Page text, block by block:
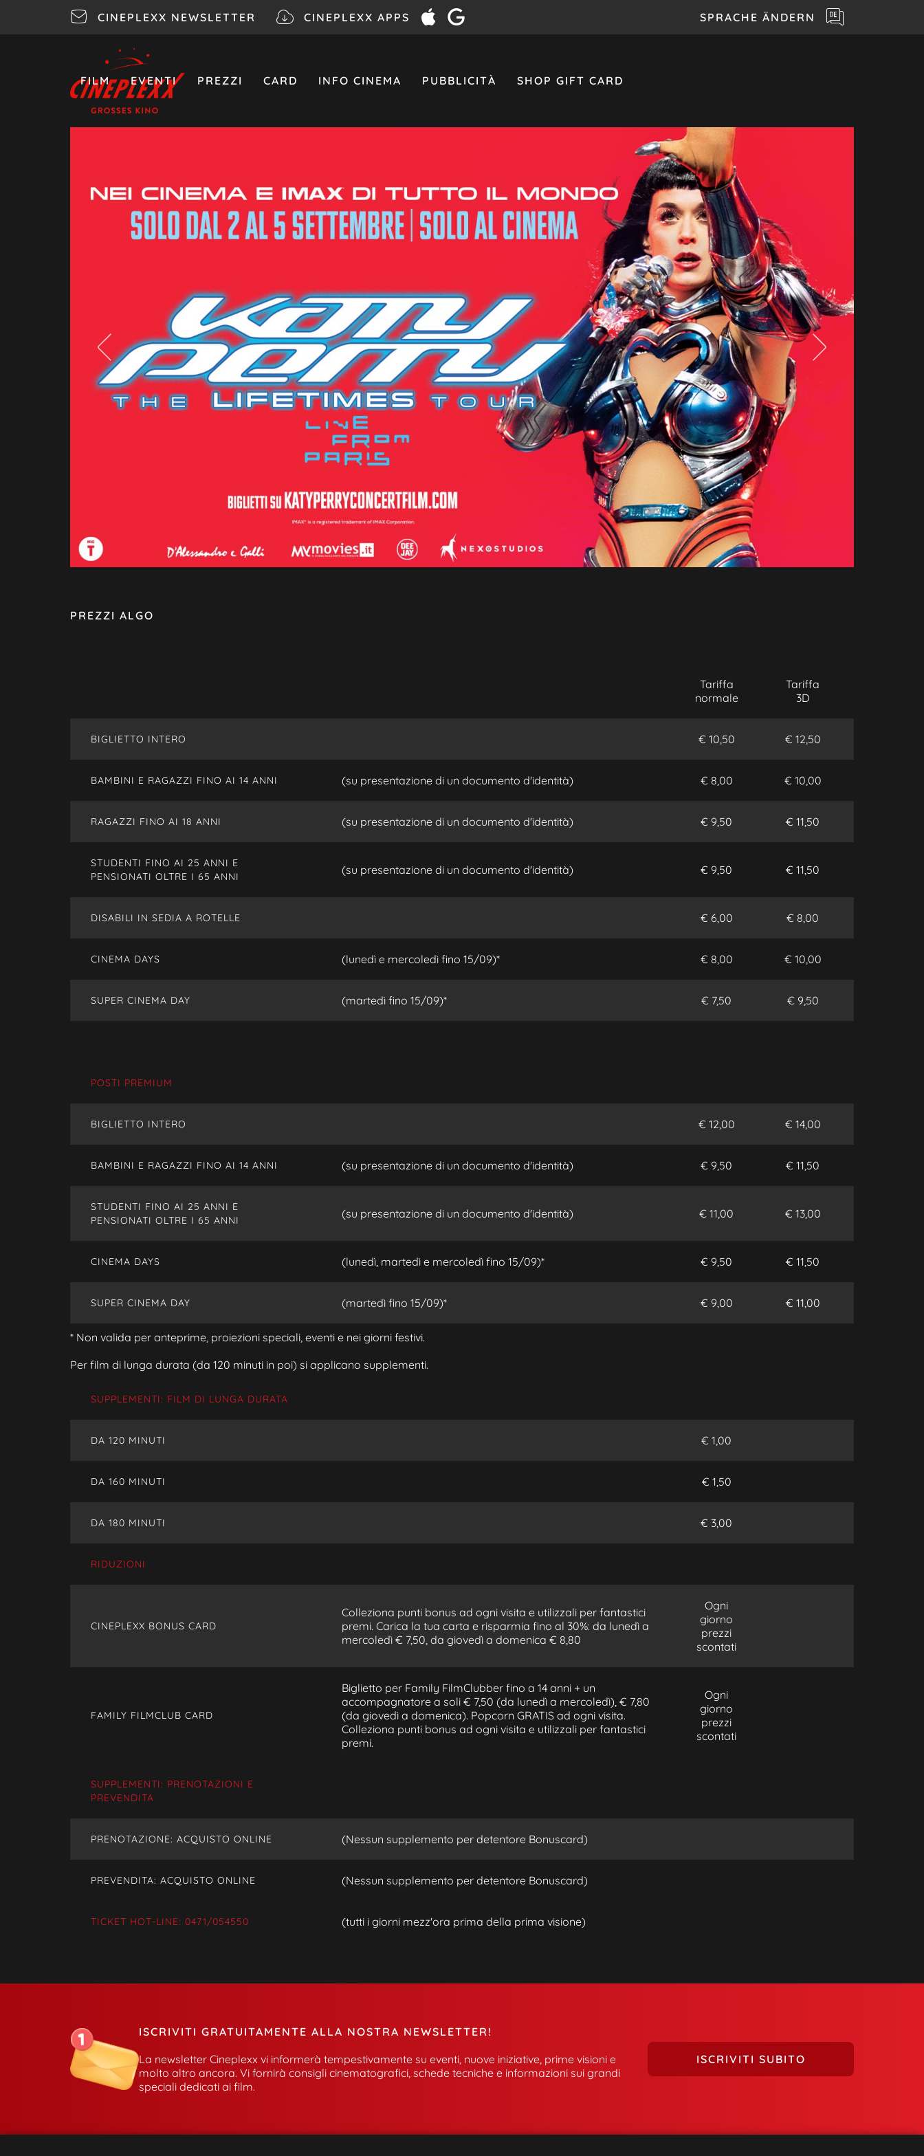
CINEPLEXX NEWSLETTER CINEPLEXX APPS SPRACHE ÄNDERN
FILM EVENTI PREZZI CARD INFO CINEMA PUBBLICITÀ SHOP GIFT CARD
PREZZI ALGO
Tariffa
normale
Tariffa
3D
BIGLIETTO INTERO € 10,50 € 12,50
BAMBINI E RAGAZZI FINO AI 14 ANNI (su presentazione di un documento d'identità) € 8,00 € 10,00
RAGAZZI FINO AI 18 ANNI (su presentazione di un documento d'identità) € 9,50 € 11,50
STUDENTI FINO AI 25 ANNI E
PENSIONATI OLTRE I 65 ANNI
(su presentazione di un documento d'identità) € 9,50 € 11,50
DISABILI IN SEDIA A ROTELLE € 6,00 € 8,00
CINEMA DAYS (lunedì e mercoledì fino 15/09)* € 8,00 € 10,00
SUPER CINEMA DAY (martedì fino 15/09)* € 7,50 € 9,50
POSTI PREMIUM
BIGLIETTO INTERO € 12,00 € 14,00
BAMBINI E RAGAZZI FINO AI 14 ANNI (su presentazione di un documento d'identità) € 9,50 € 11,50
STUDENTI FINO AI 25 ANNI E
PENSIONATI OLTRE I 65 ANNI
(su presentazione di un documento d'identità) € 11,00 € 13,00
CINEMA DAYS (lunedì, martedì e mercoledì fino 15/09)* € 9,50 € 11,50
SUPER CINEMA DAY (martedì fino 15/09)* € 9,00 € 11,00
* Non valida per anteprime, proiezioni speciali, eventi e nei giorni festivi.
Per film di lunga durata (da 120 minuti in poi) si applicano supplementi.
SUPPLEMENTI: FILM DI LUNGA DURATA
DA 120 MINUTI € 1,00
DA 160 MINUTI € 1,50
DA 180 MINUTI € 3,00
RIDUZIONI
CINEPLEXX BONUS CARD
Colleziona punti bonus ad ogni visita e utilizzali per fantastici
premi. Carica la tua carta e risparmia fino al 30%: da lunedì a
mercoledì € 7,50, da giovedì a domenica € 8,80
Ogni
giorno
prezzi
scontati
FAMILY FILMCLUB CARD
Biglietto per Family FilmClubber fino a 14 anni + un
accompagnatore a soli € 7,50 (da lunedì a mercoledì), € 7,80
(da giovedì a domenica). Popcorn GRATIS ad ogni visita.
Colleziona punti bonus ad ogni visita e utilizzali per fantastici
premi.
Ogni
giorno
prezzi
scontati
SUPPLEMENTI: PRENOTAZIONI E
PREVENDITA
PRENOTAZIONE: ACQUISTO ONLINE (Nessun supplemento per detentore Bonuscard)
PREVENDITA: ACQUISTO ONLINE (Nessun supplemento per detentore Bonuscard)
TICKET HOT-LINE: 0471/054550 (tutti i giorni mezz'ora prima della prima visione)
ISCRIVITI GRATUITAMENTE ALLA NOSTRA NEWSLETTER!
La newsletter Cineplexx vi informerà tempestivamente su eventi, nuove iniziative, prime visioni e
molto altro ancora. Vi fornirà consigli cinematografici, schede tecniche e informazioni sui grandi
speciali dedicati ai film.
ISCRIVITI SUBITO